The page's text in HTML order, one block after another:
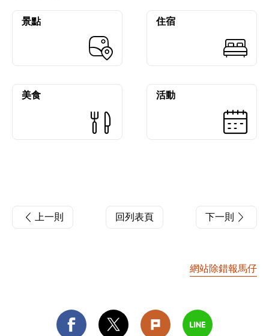
景點 住宿
美食 活動
上一則 回列表頁 下一則
網站除錯報馬仔